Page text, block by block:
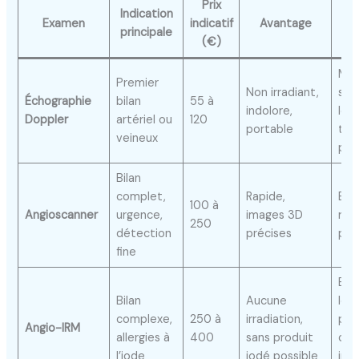
Examen
Indication
principale
Prix
indicatif
(€)
Avantage
Échographie
Doppler
Premier
bilan
artériel ou
veineux
55 à
120
Non irradiant,
indolore,
portable
sur
Angioscanner
Bilan
complet,
urgence,
détection
fine
100 à
250
Rapide,
images 3D
précises
Angio-IRM
Bilan
complexe,
allergies à
250 à
400
Aucune
irradiation,
sans produit